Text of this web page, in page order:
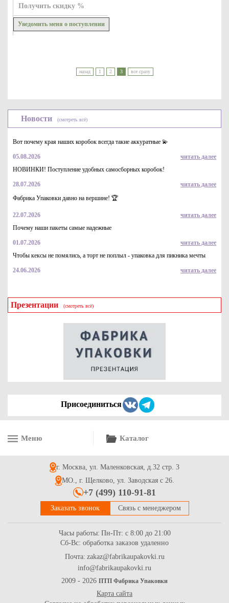
Получить скидку %
Уведомить меня о поступлении
назад 1 2 3 все сразу
Новости (смотреть всё)
Вот почему края наших коробок всегда такие аккуратные 💫
05.08.2026
читать далее
НОВИНКИ! Поступление удобных самосборных коробок!
28.07.2026
читать далее
Фабрика Упаковки давно на вершине! 🏆
22.07.2026
читать далее
Почему наши пакеты самые надежные
01.07.2026
читать далее
Чтобы кексы не помялись, а торт не поплыл - упаковка для пикника мечты
24.06.2026 читать далее
Презентации (смотреть всё)
Присоединиться
Меню Каталог
г. Москва, ул. Маленковская, д.32 стр. 3
МО., г. Щелково, ул. Заводская с 26.
+7 (499) 110-91-81
Заказать звонок Связь с менеджером
Часы работы: Пн-Пт: с 8:00 до 21:00
Сб-Вс: обработка заказов удаленно
Почта: zakaz@fabrikaupakovki.ru
info@fabrikaupakovki.ru
2009 - 2026 ПТП Фабрика Упаковки
Карта сайта